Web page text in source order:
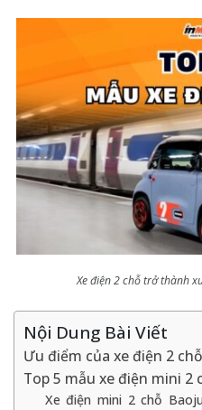
Xe điện 2 chỗ trở thành
Nội Dung Bài Viết
Ưu điểm của xe điện 2 chỗ
Top 5 mẫu xe điện mini 2
Xe điện mini 2 chỗ